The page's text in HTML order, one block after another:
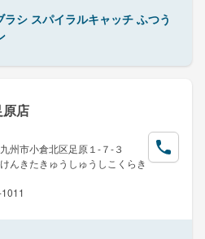
シ スパイラルキャッチ ふつう
店
州市小倉北区足原１-７-３
んきたきゅうしゅうしこくらき